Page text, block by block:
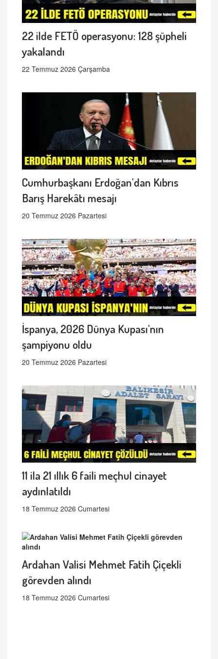
22 ilde FETÖ operasyonu: 128 şüpheli
yakalandı
22 Temmuz 2026 Çarşamba
Cumhurbaşkanı Erdoğan'dan Kıbrıs
Barış Harekâtı mesajı
20 Temmuz 2026 Pazartesi
İspanya, 2026 Dünya Kupası'nın
şampiyonu oldu
20 Temmuz 2026 Pazartesi
11 ila 21 ıllık 6 faili meçhul cinayet
aydınlatıldı
18 Temmuz 2026 Cumartesi
Ardahan Valisi Mehmet Fatih Çiçekli
görevden alındı
18 Temmuz 2026 Cumartesi